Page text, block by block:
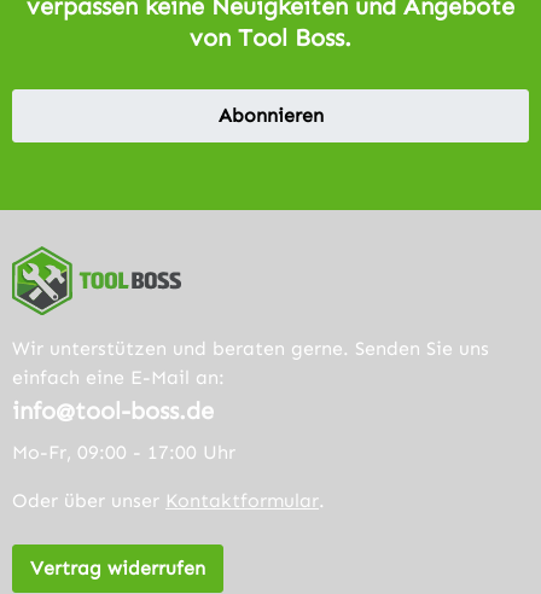
verpassen keine Neuigkeiten und Angebote
von Tool Boss.
Abonnieren
Wir unterstützen und beraten gerne. Senden Sie uns
einfach eine E-Mail an:
info@tool-boss.de
Mo-Fr, 09:00 - 17:00 Uhr
Oder über unser Kontaktformular.
Vertrag widerrufen